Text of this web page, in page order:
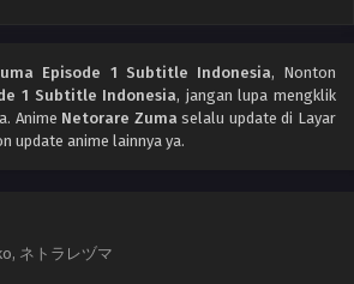
Episode 1 Subtitle Indonesia, Nonton
1 Subtitle Indonesia, jangan lupa mengklik
Anime Netorare Zuma selalu update di Layar
update anime lainnya ya.
ネトラレヅマ